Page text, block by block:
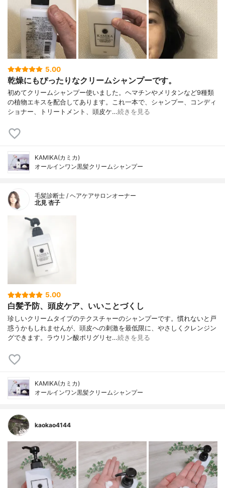
5.00
乾燥にもぴったりなクリームシャンプーです。
初めてクリームシャンプー使いました。ヘマチンやメリタンなど9種類
の植物エキスを配合してあります。これ一本で、シャンプー、コンディ
ショナー、トリートメント、頭皮ケ…続きを見る
KAMIKA(カミカ)
オールインワン黒髪クリームシャンプー
毛髪診断士 / ヘアケアサロンオーナー
北見 杏子
5.00
白髪予防、頭皮ケア、いいことづくし
珍しいクリームタイプのテクスチャーのシャンプーです。慣れないと戸
惑うかもしれませんが、頭皮への刺激を最低限に、やさしくクレンジン
グできます。ラウリン酸ポリグリセ…続きを見る
KAMIKA(カミカ)
オールインワン黒髪クリームシャンプー
kaokao4144